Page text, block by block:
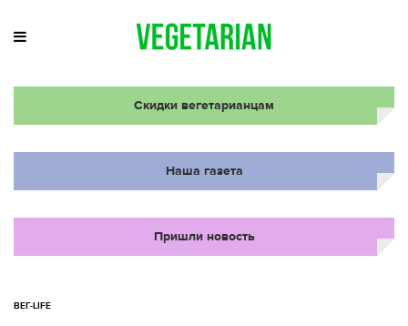
Скидки вегетарианцам
Наша газета
Пришли новость
ВЕГ-LIFE